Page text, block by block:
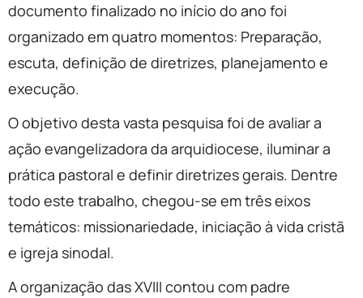
documento finalizado no início do ano foi
organizado em quatro momentos: Preparação,
escuta, definição de diretrizes, planejamento e
execução.
O objetivo desta vasta pesquisa foi de avaliar a
ação evangelizadora da arquidiocese, iluminar a
prática pastoral e definir diretrizes gerais. Dentre
todo este trabalho, chegou-se em três eixos
temáticos: missionariedade, iniciação à vida cristã
e igreja sinodal.
A organização das XVIII contou com padre